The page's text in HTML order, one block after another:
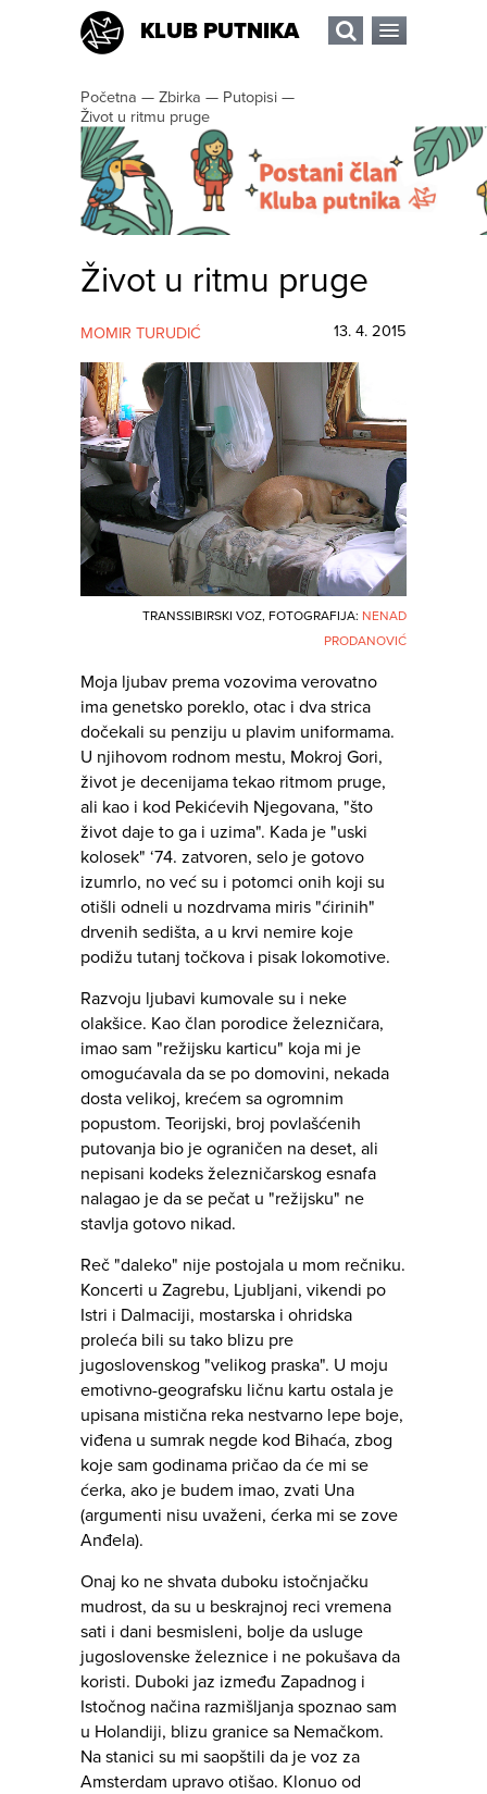
KLUB PUTNIKA
Početna — Zbirka — Putopisi —
Život u ritmu pruge
Život u ritmu pruge
MOMIR TURUDIĆ 13. 4. 2015
TRANSSIBIRSKI VOZ, FOTOGRAFIJA: NENAD
PRODANOVIĆ
Moja ljubav prema vozovima verovatno
ima genetsko poreklo, otac i dva strica
dočekali su penziju u plavim uniformama.
U njihovom rodnom mestu, Mokroj Gori,
život je decenijama tekao ritmom pruge,
ali kao i kod Pekićevih Njegovana, "što
život daje to ga i uzima". Kada je "uski
kolosek" ‘74. zatvoren, selo je gotovo
izumrlo, no već su i potomci onih koji su
otišli odneli u nozdrvama miris "ćirinih"
drvenih sedišta, a u krvi nemire koje
podižu tutanj točkova i pisak lokomotive.
Razvoju ljubavi kumovale su i neke
olakšice. Kao član porodice železničara,
imao sam "režijsku karticu" koja mi je
omogućavala da se po domovini, nekada
dosta velikoj, krećem sa ogromnim
popustom. Teorijski, broj povlašćenih
putovanja bio je ograničen na deset, ali
nepisani kodeks železničarskog esnafa
nalagao je da se pečat u "režijsku" ne
stavlja gotovo nikad.
Reč "daleko" nije postojala u mom rečniku.
Koncerti u Zagrebu, Ljubljani, vikendi po
Istri i Dalmaciji, mostarska i ohridska
proleća bili su tako blizu pre
jugoslovenskog "velikog praska". U moju
emotivno-geografsku ličnu kartu ostala je
upisana mistična reka nestvarno lepe boje,
viđena u sumrak negde kod Bihaća, zbog
koje sam godinama pričao da će mi se
ćerka, ako je budem imao, zvati Una
(argumenti nisu uvaženi, ćerka mi se zove
Anđela).
Onaj ko ne shvata duboku istočnjačku
mudrost, da su u beskrajnoj reci vremena
sati i dani besmisleni, bolje da usluge
jugoslovenske železnice i ne pokušava da
koristi. Duboki jaz između Zapadnog i
Istočnog načina razmišljanja spoznao sam
u Holandiji, blizu granice sa Nemačkom.
Na stanici su mi saopštili da je voz za
Amsterdam upravo otišao. Klonuo od